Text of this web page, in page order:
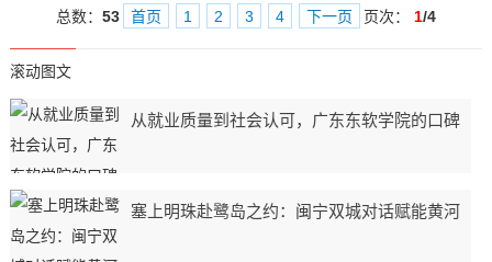
总数： 53 首页 1 2 3 4 下一页 页次： 1/4
滚动图文
从就业质量到社会认可，广东东软学院的口碑
塞上明珠赴鹭岛之约：闽宁双城对话赋能黄河